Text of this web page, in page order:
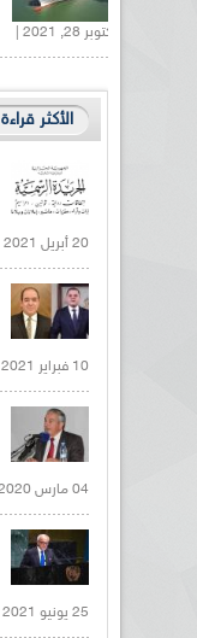
أكتوبر 28, 2021 |
الأكثر قراءة
20 أبريل 2021 |
10 فبراير 2021 |
04 مارس 2020 |
25 يونيو 2021 |